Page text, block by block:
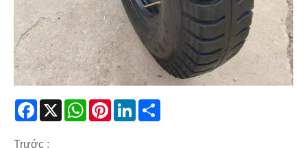
Facebook
X WhatsAppPinterestLinkedIn
Trước :